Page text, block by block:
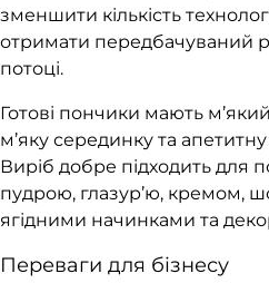
зменшити кількість
отримати передбачуваний
потоці.
Готові пончики мають
м’яку серединку та
Виріб добре підходить для
пудрою, глазур’ю, кремом,
ягідними начинками та
Переваги для бізнесу